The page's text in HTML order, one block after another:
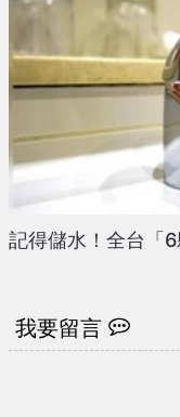
記得儲水！全台「
我要留言